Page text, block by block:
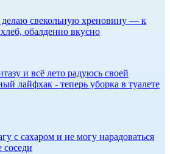
делаю свекольную хреновину — к
обалденно вкусно
и всё лето радуюсь своей
лайфхак - теперь уборка в туалете
с сахаром и не могу нарадоваться
соседи